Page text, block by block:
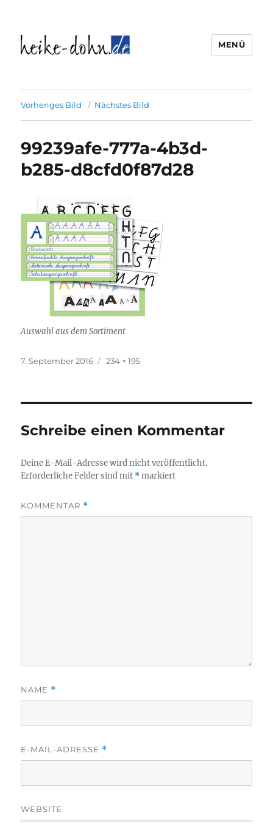
MENÜ
Vorheriges Bild Nächstes Bild
99239afe-777a-4b3d-
b285-d8cfd0f87d28
Auswahl aus dem Sortiment
Veröffentlicht
7. September 2016 Originalgröße
234 × 195
Schreibe einen Kommentar
Deine E-Mail-Adresse wird nicht veröffentlicht.
Erforderliche Felder sind mit *markiert
KOMMENTAR *
NAME *
E-MAIL-ADRESSE *
WEBSITE